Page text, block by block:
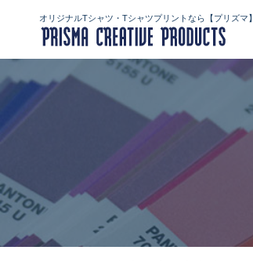
オリジナルTシャツ・Tシャツプリントなら【プリズマ】